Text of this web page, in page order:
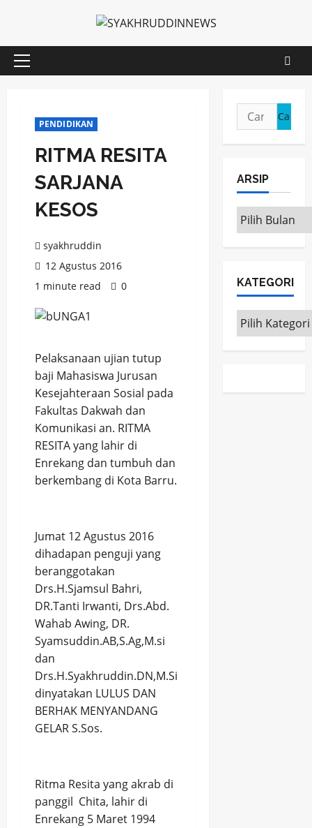
content
Primary
PENDIDIKAN
RITMA RESITA
SARJANA
KESOS
syakhruddin
12 Agustus 2016
1 minute read
0
Pelaksanaan ujian tutup
baji Mahasiswa Jurusan
Kesejahteraan Sosial pada
Fakultas Dakwah dan
Komunikasi an. RITMA
RESITA yang lahir di
Enrekang dan tumbuh dan
berkembang di Kota Barru.
Jumat 12 Agustus 2016
dihadapan penguji yang
beranggotakan
Drs.H.Sjamsul Bahri,
DR.Tanti Irwanti, Drs.Abd.
Wahab Awing, DR.
Syamsuddin.AB,S.Ag,M.si
dan
Drs.H.Syakhruddin.DN,M.Si
dinyatakan LULUS DAN
BERHAK MENYANDANG
GELAR S.Sos.
Ritma Resita yang akrab di
panggil Chita, lahir di
Enrekang 5 Maret 1994
Cari
untuk:
ARSIP
ARSIP
KATEGORI
Kategori